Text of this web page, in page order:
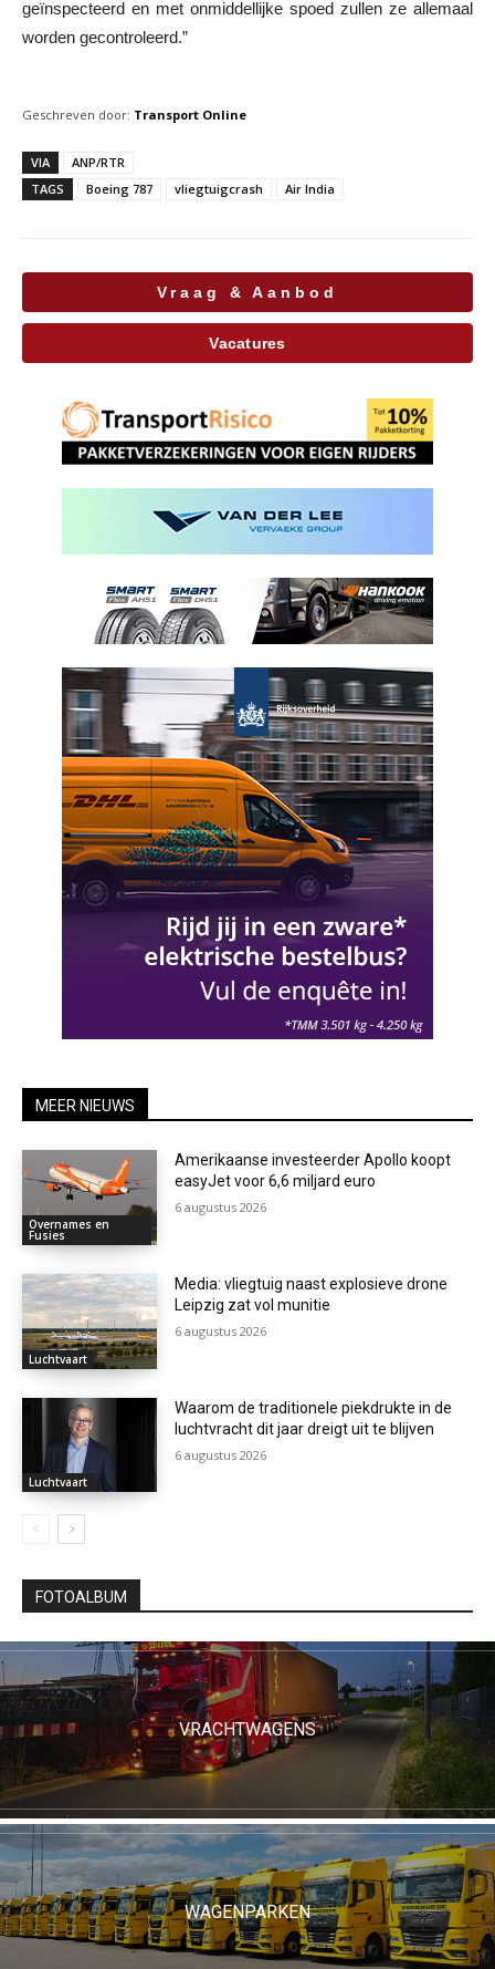
geïnspecteerd en met onmiddellijke spoed zullen ze allemaal
worden gecontroleerd.”
Geschreven door: Transport Online
VIA
ANP/RTR
TAGS
Boeing 787 vliegtuigcrash Air India
Vraag & Aanbod
Vacatures
MEER NIEUWS
Overnames en
Fusies
Amerikaanse investeerder Apollo koopt
easyJet voor 6,6 miljard euro
6 augustus 2026
Luchtvaart
Media: vliegtuig naast explosieve drone
Leipzig zat vol munitie
6 augustus 2026
Luchtvaart
Waarom de traditionele piekdrukte in de
luchtvracht dit jaar dreigt uit te blijven
6 augustus 2026
FOTOALBUM
VRACHTWAGENS
WAGENPARKEN